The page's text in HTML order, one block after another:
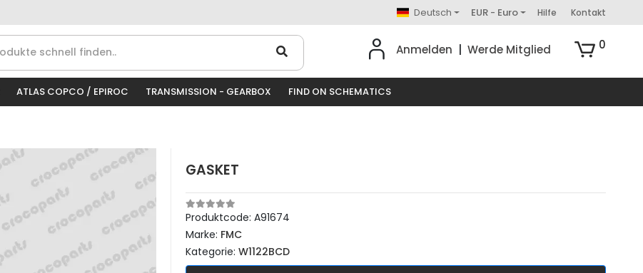
Deutsch EUR - Euro Hilfe Kontakt
Anmelden Werde Mitglied 0
ATLAS COPCO / EPIROC TRANSMISSION - GEARBOX FIND ON SCHEMATICS
GASKET
Produktcode: A91674
Marke: FMC
Kategorie: W1122BCD